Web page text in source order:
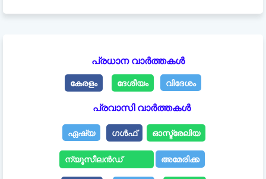
പ്രധാന വാർത്തകൾ
കേരളം ദേശീയം വിദേശം
പ്രവാസി വാർത്തകൾ
ഏഷ്യ ഗൾഫ് ഓസ്ട്രേലിയ
ന്യൂസീലൻഡ് അമേരിക്ക